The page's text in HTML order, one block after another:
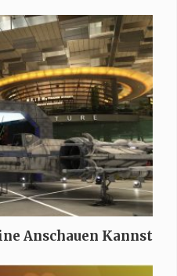
Anschauen Kannst